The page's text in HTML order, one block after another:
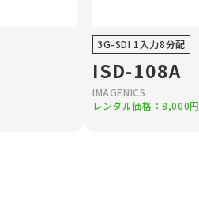
3G-SDI 1入力8分配
ISD-108A
IMAGENICS
レンタル価格：8,000円